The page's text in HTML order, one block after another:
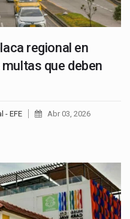
regional en
que deben
- EFE Abr 03, 2026